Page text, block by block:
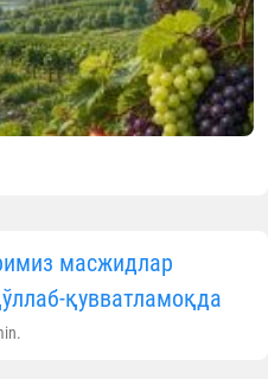
масжидлар
қувватламоқда